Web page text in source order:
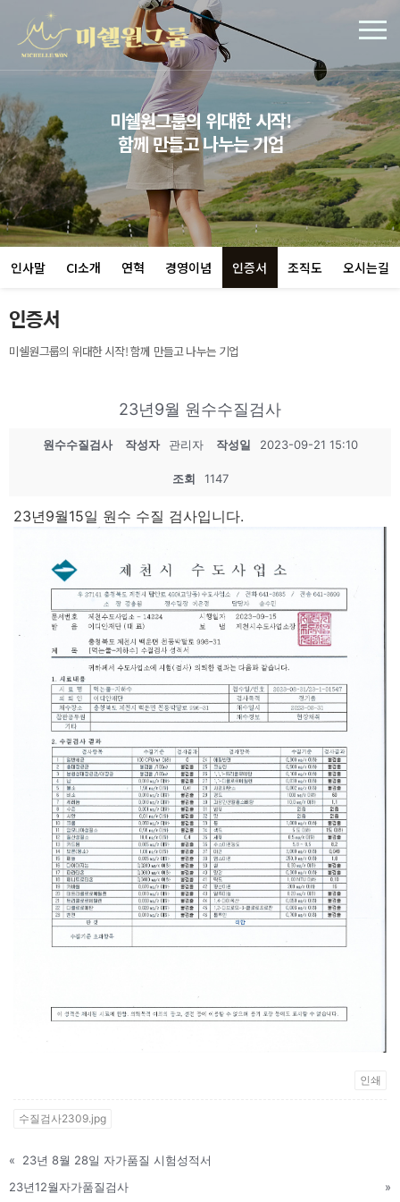
미쉘원그룹의 위대한 시작!
함께 만들고 나누는 기업
인사말 CI소개 연혁 경영이념 인증서 조직도 오시는길
인증서
미쉘원그룹의 위대한 시작! 함께 만들고 나누는 기업
23년9월 원수수질검사
원수수질검사 작성자 관리자 작성일 2023-09-21 15:10
조회 1147
23년9월15일 원수 수질 검사입니다.
인쇄
수질검사2309.jpg
«
23년 8월 28일 자가품질 시험성적서
23년12월자가품질검사
»